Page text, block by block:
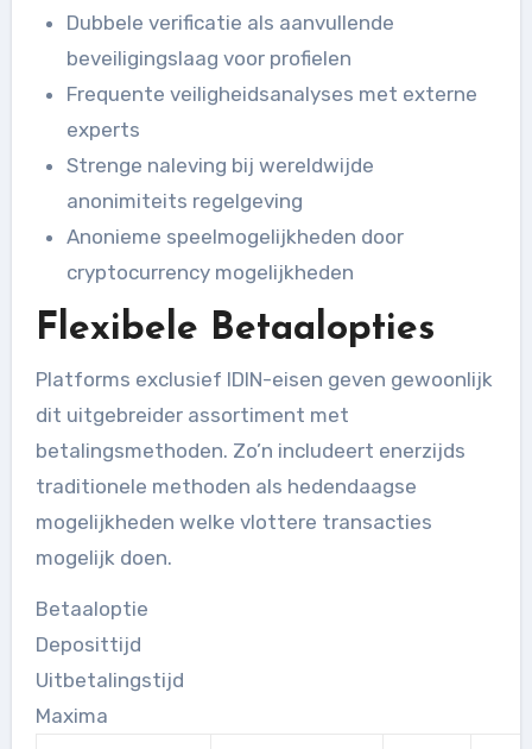
Dubbele verificatie als aanvullende
beveiligingslaag voor profielen
Frequente veiligheidsanalyses met externe
experts
Strenge naleving bij wereldwijde
anonimiteits regelgeving
Anonieme speelmogelijkheden door
cryptocurrency mogelijkheden
Flexibele Betaalopties
Platforms exclusief IDIN-eisen geven gewoonlijk
dit uitgebreider assortiment met
betalingsmethoden. Zo’n includeert enerzijds
traditionele methoden als hedendaagse
mogelijkheden welke vlottere transacties
mogelijk doen.
Betaaloptie
Deposittijd
Uitbetalingstijd
Maxima